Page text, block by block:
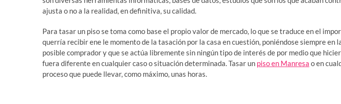
ajusta o no a la realidad, en definitiva, su calidad.
Para tasar un piso se toma como base el propio valor de mercado, lo que se traduce en el
querría recibir ene le momento de la tasación por la casa en cuestión, poniéndose siempre
posible comprador y que se actúa libremente sin ningún tipo de interés de por medio que
fuera diferente en cualquier caso o situación determinada. Tasar un piso en Manresa o en
proceso que puede llevar, como máximo, unas horas.